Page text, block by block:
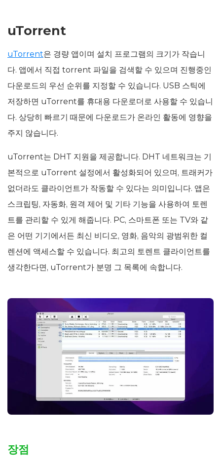
uTorrent
uTorrent은 경량 앱이며 설치 프로그램의 크기가 작습니
다. 앱에서 직접 torrent 파일을 검색할 수 있으며 진행중인
다운로드의 우선 순위를 지정할 수 있습니다. USB 스틱에
저장하면 uTorrent를 휴대용 다운로더로 사용할 수 있습니
다. 상당히 빠르기 때문에 다운로드가 온라인 활동에 영향을
주지 않습니다.
uTorrent는 DHT 지원을 제공합니다. DHT 네트워크는 기
본적으로 uTorrent 설정에서 활성화되어 있으며, 트래커가
없더라도 클라이언트가 작동할 수 있다는 의미입니다. 앱은
스크립팅, 자동화, 원격 제어 및 기타 기능을 사용하여 토렌
트를 관리할 수 있게 해줍니다. PC, 스마트폰 또는 TV와 같
은 어떤 기기에서든 최신 비디오, 영화, 음악의 광범위한 컬
렌션에 액세스할 수 있습니다. 최고의 토렌트 클라이언트를
생각한다면, uTorrent가 분명 그 목록에 속합니다.
장점